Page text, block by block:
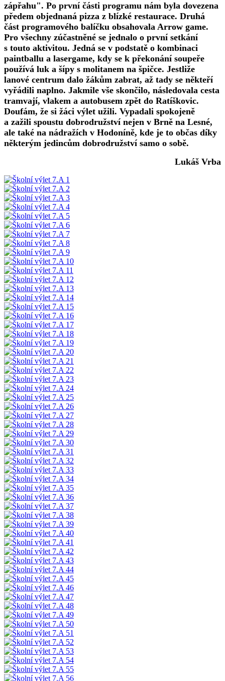
zápřahu". Po první části programu nám byla dovezena
předem objednaná pizza z blízké restaurace. Druhá
část programového balíčku obsahovala Arrow game.
Pro všechny zúčastněné se jednalo o první setkání
s touto aktivitou. Jedná se v podstatě o kombinaci
paintballu a lasergame, kdy se k překonání soupeře
používá luk a šípy s molitanem na špičce. Jestliže
lanové centrum dalo žákům zabrat, až tady se někteří
vyřádili naplno. Jakmile vše skončilo, následovala cesta
tramvají, vlakem a autobusem zpět do Ratíškovic.
Doufám, že si žáci výlet užili. Vypadali spokojeně
a zažili spoustu dobrodružství nejen v Brně na Lesné,
ale také na nádražích v Hodoníně, kde je to občas díky
některým jedincům dobrodružství samo o sobě.
Lukáš Vrba